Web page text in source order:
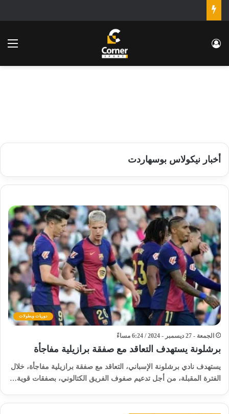
تسجيل الدخول
أخبار نيكولاس بوسهاردت
دوريات وبطولات
الجمعة - 27 ديسمبر - 2024 / 6:24 مساءً
برشلونة يستهدف التعاقد مع صفقة برازيلية مفاجأة
يستهدف نادي برشلونة الإسباني، التعاقد مع صفقة برازيلية مفاجأة، خلال
الفترة المقبلة، من أجل تدعيم صفوف الفريق الكتالوني، بصفقات قوية…